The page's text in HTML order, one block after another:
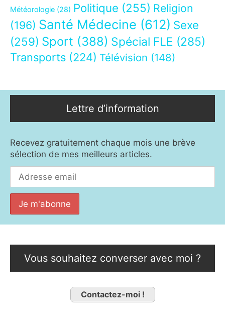
Météorologie (28) Politique (255) Religion
(196) Santé Médecine (612) Sexe
(259) Sport (388) Spécial FLE (285)
Transports (224) Télévision (148)
Lettre d’information
Recevez gratuitement chaque mois une brève
sélection de mes meilleurs articles.
Vous souhaitez converser avec moi ?
Contactez-moi !